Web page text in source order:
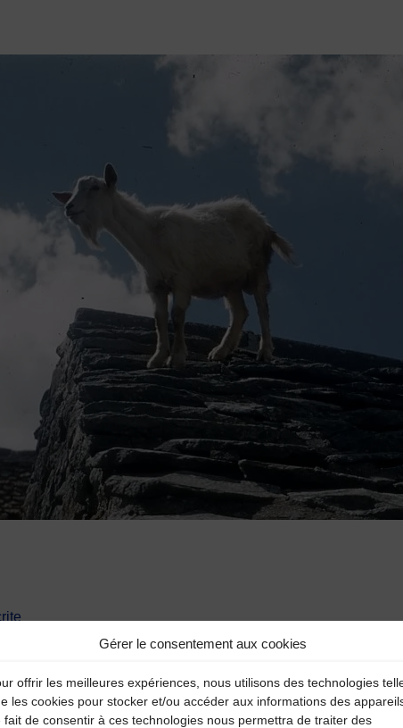
Gérer le consentement aux cookies
offrir les meilleures expériences, nous utilisons des technologies
les cookies pour stocker et/ou accéder aux informations des
fait de consentir à ces technologies nous permettra de traiter des